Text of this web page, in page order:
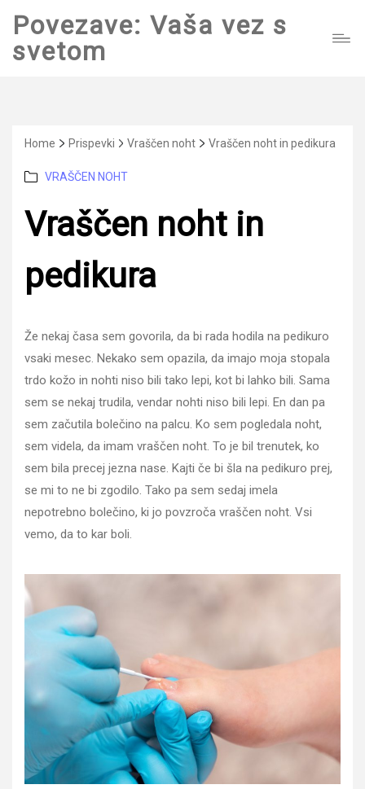
Povezave: Vaša vez s
svetom
Home Prispevki Vraščen noht Vraščen noht in pedikura
Categories
VRAŠČEN NOHT
Vraščen noht in
pedikura
Že nekaj časa sem govorila, da bi rada hodila na pedikuro
vsaki mesec. Nekako sem opazila, da imajo moja stopala
trdo kožo in nohti niso bili tako lepi, kot bi lahko bili. Sama
sem se nekaj trudila, vendar nohti niso bili lepi. En dan pa
sem začutila bolečino na palcu. Ko sem pogledala noht,
sem videla, da imam vraščen noht. To je bil trenutek, ko
sem bila precej jezna nase. Kajti če bi šla na pedikuro prej,
se mi to ne bi zgodilo. Tako pa sem sedaj imela
nepotrebno bolečino, ki jo povzroča vraščen noht. Vsi
vemo, da to kar boli.